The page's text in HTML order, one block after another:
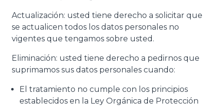
Actualización: usted tiene derecho a solicitar que
se actualicen todos los datos personales no
vigentes que tengamos sobre usted.
Eliminación: usted tiene derecho a pedirnos que
suprimamos sus datos personales cuando:
El tratamiento no cumple con los principios
establecidos en la Ley Orgánica de Protección